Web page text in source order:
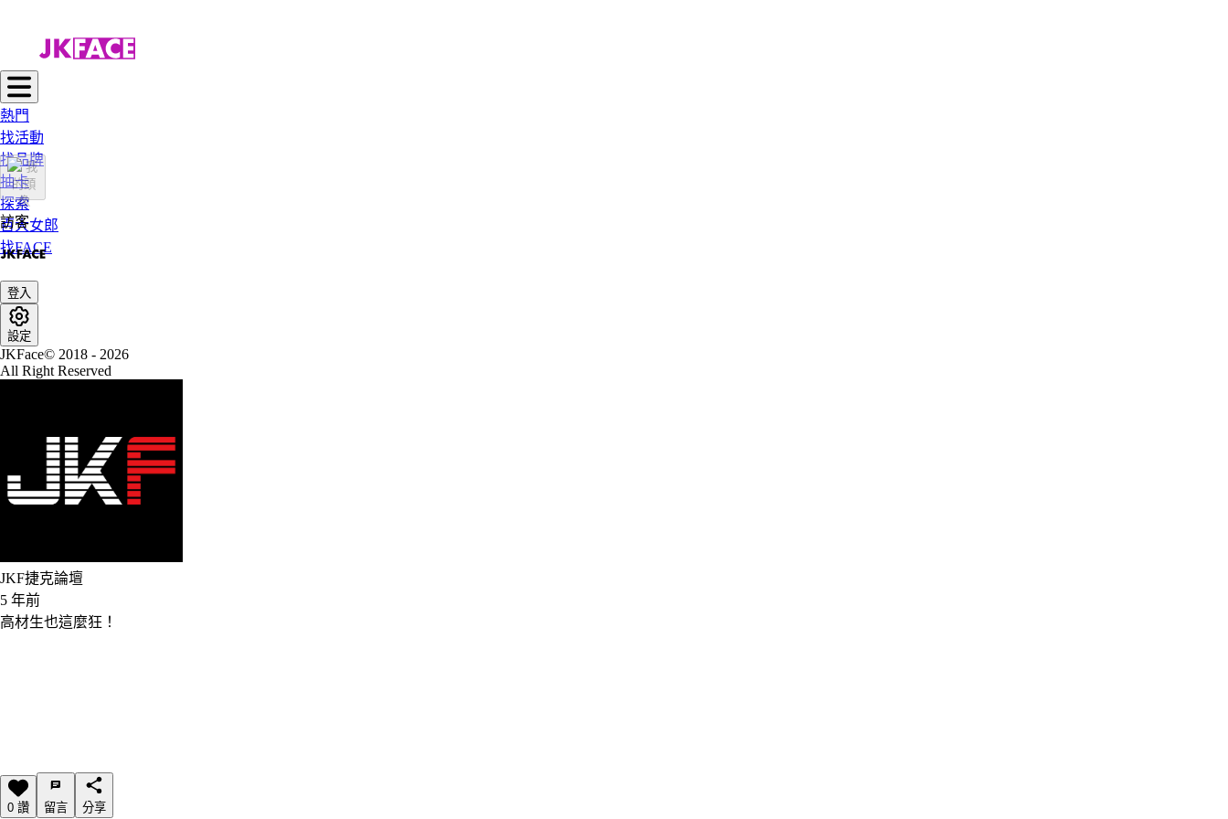
熱門
找活動
找品牌
抽卡
探索
百大女郎
找FACE
訪客
登入
設定
JKFace© 2018 - 2026
All Right Reserved
JKF捷克論壇
5 年前
高材生也這麼狂！
0 讚 留言 分享